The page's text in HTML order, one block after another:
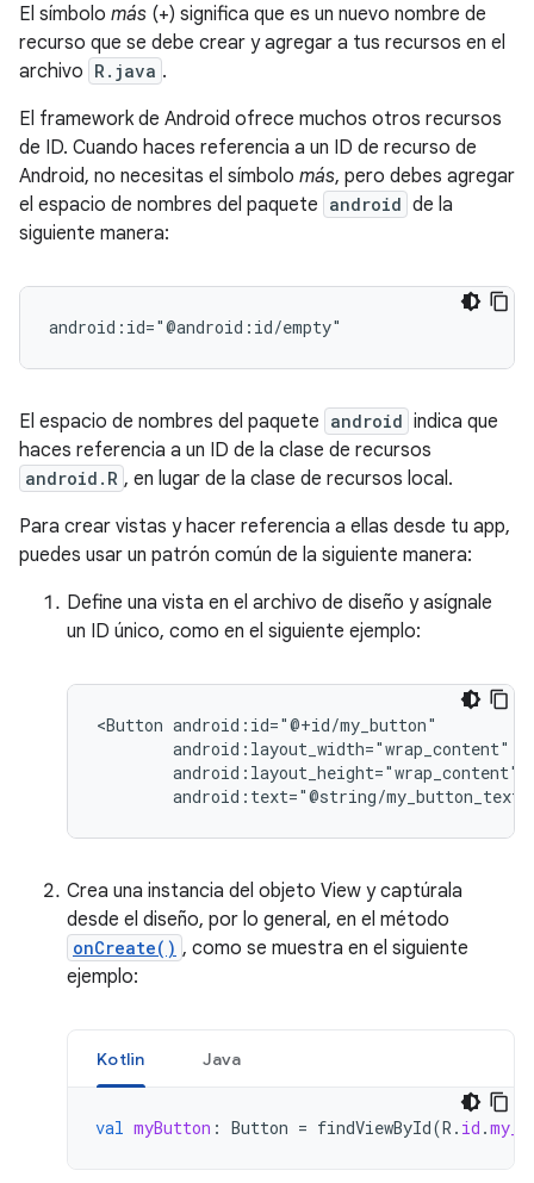
El símbolo más (+) significa que es un nuevo nombre de
recurso que se debe crear y agregar a tus recursos en el
archivo R.java .
El framework de Android ofrece muchos otros recursos
de ID. Cuando haces referencia a un ID de recurso de
Android, no necesitas el símbolo más, pero debes agregar
el espacio de nombres del paquete android de la
siguiente manera:
android:id="@android:id/empty"
El espacio de nombres del paquete android indica que
haces referencia a un ID de la clase de recursos
android.R , en lugar de la clase de recursos local.
Para crear vistas y hacer referencia a ellas desde tu app,
puedes usar un patrón común de la siguiente manera:
Define una vista en el archivo de diseño y asígnale
un ID único, como en el siguiente ejemplo:
<Button
android:text="@string/
Crea una instancia del objeto View y captúrala
desde el diseño, por lo general, en el método
onCreate() , como se muestra en el siguiente
ejemplo:
Kotlin Java
val myButton : Button = findViewById(R . id .